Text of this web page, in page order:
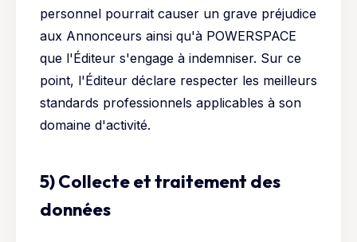
personnel pourrait causer un grave préjudice
aux Annonceurs ainsi qu'à POWERSPACE
que l'Éditeur s'engage à indemniser. Sur ce
point, l'Éditeur déclare respecter les meilleurs
standards professionnels applicables à son
domaine d'activité.
5) Collecte et traitement des
données